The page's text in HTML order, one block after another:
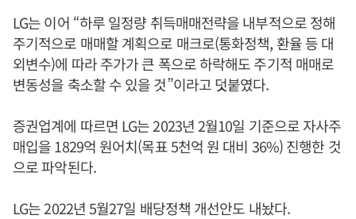
LG는 이어 “하루 일정량 취득매매전략을 내부적으로 정해
주기적으로 매매할 계획으로 매크로(통화정책, 환율 등 대
외변수)에 따라 주가가 큰 폭으로 하락해도 주기적 매매로
변동성을 축소할 수 있을 것”이라고 덧붙였다.
증권업계에 따르면 LG는 2023년 2월10일 기준으로 자사주
매입을 1829억 원어치(목표 5천억 원 대비 36%) 진행한 것
으로 파악된다.
LG는 2022년 5월27일 배당정책 개선안도 내놨다.